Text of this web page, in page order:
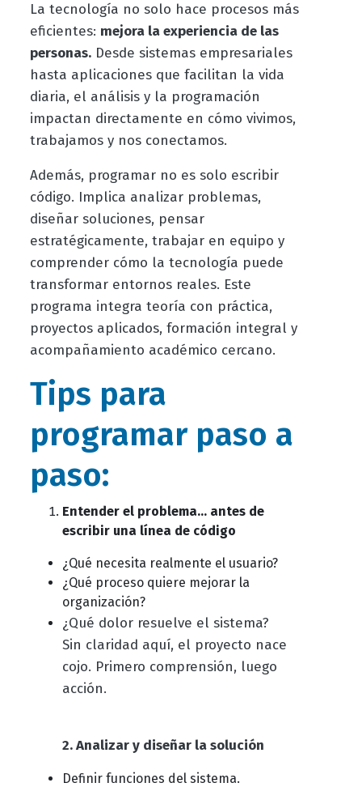
La tecnología no solo hace procesos más
eficientes: mejora la experiencia de las
personas.Desde sistemas empresariales
hasta aplicaciones que facilitan la vida
diaria, el análisis y la programación
impactan directamente en cómo vivimos,
trabajamos y nos conectamos.
Además, programar no es solo escribir
código. Implica analizar problemas,
diseñar soluciones, pensar
estratégicamente, trabajar en equipo y
comprender cómo la tecnología puede
transformar entornos reales. Este
programa integra teoría con práctica,
proyectos aplicados, formación integral y
acompañamiento académico cercano.
Tips para
programar paso a
paso:
Entender el problema… antes de
escribir una línea de código
¿Qué necesita realmente el usuario?
¿Qué proceso quiere mejorar la
organización?
¿Qué dolor resuelve el sistema?
Sin claridad aquí, el proyecto nace
cojo. Primero comprensión, luego
acción.
2. Analizar y diseñar la solución
Definir funciones del sistema.